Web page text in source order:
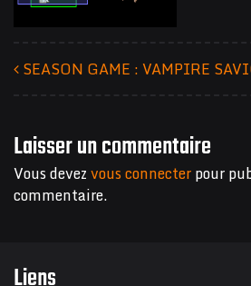
SEASON GAME : VAMPIRE
Laisser un commentaire
Vous devezvous connecterpour
commentaire.